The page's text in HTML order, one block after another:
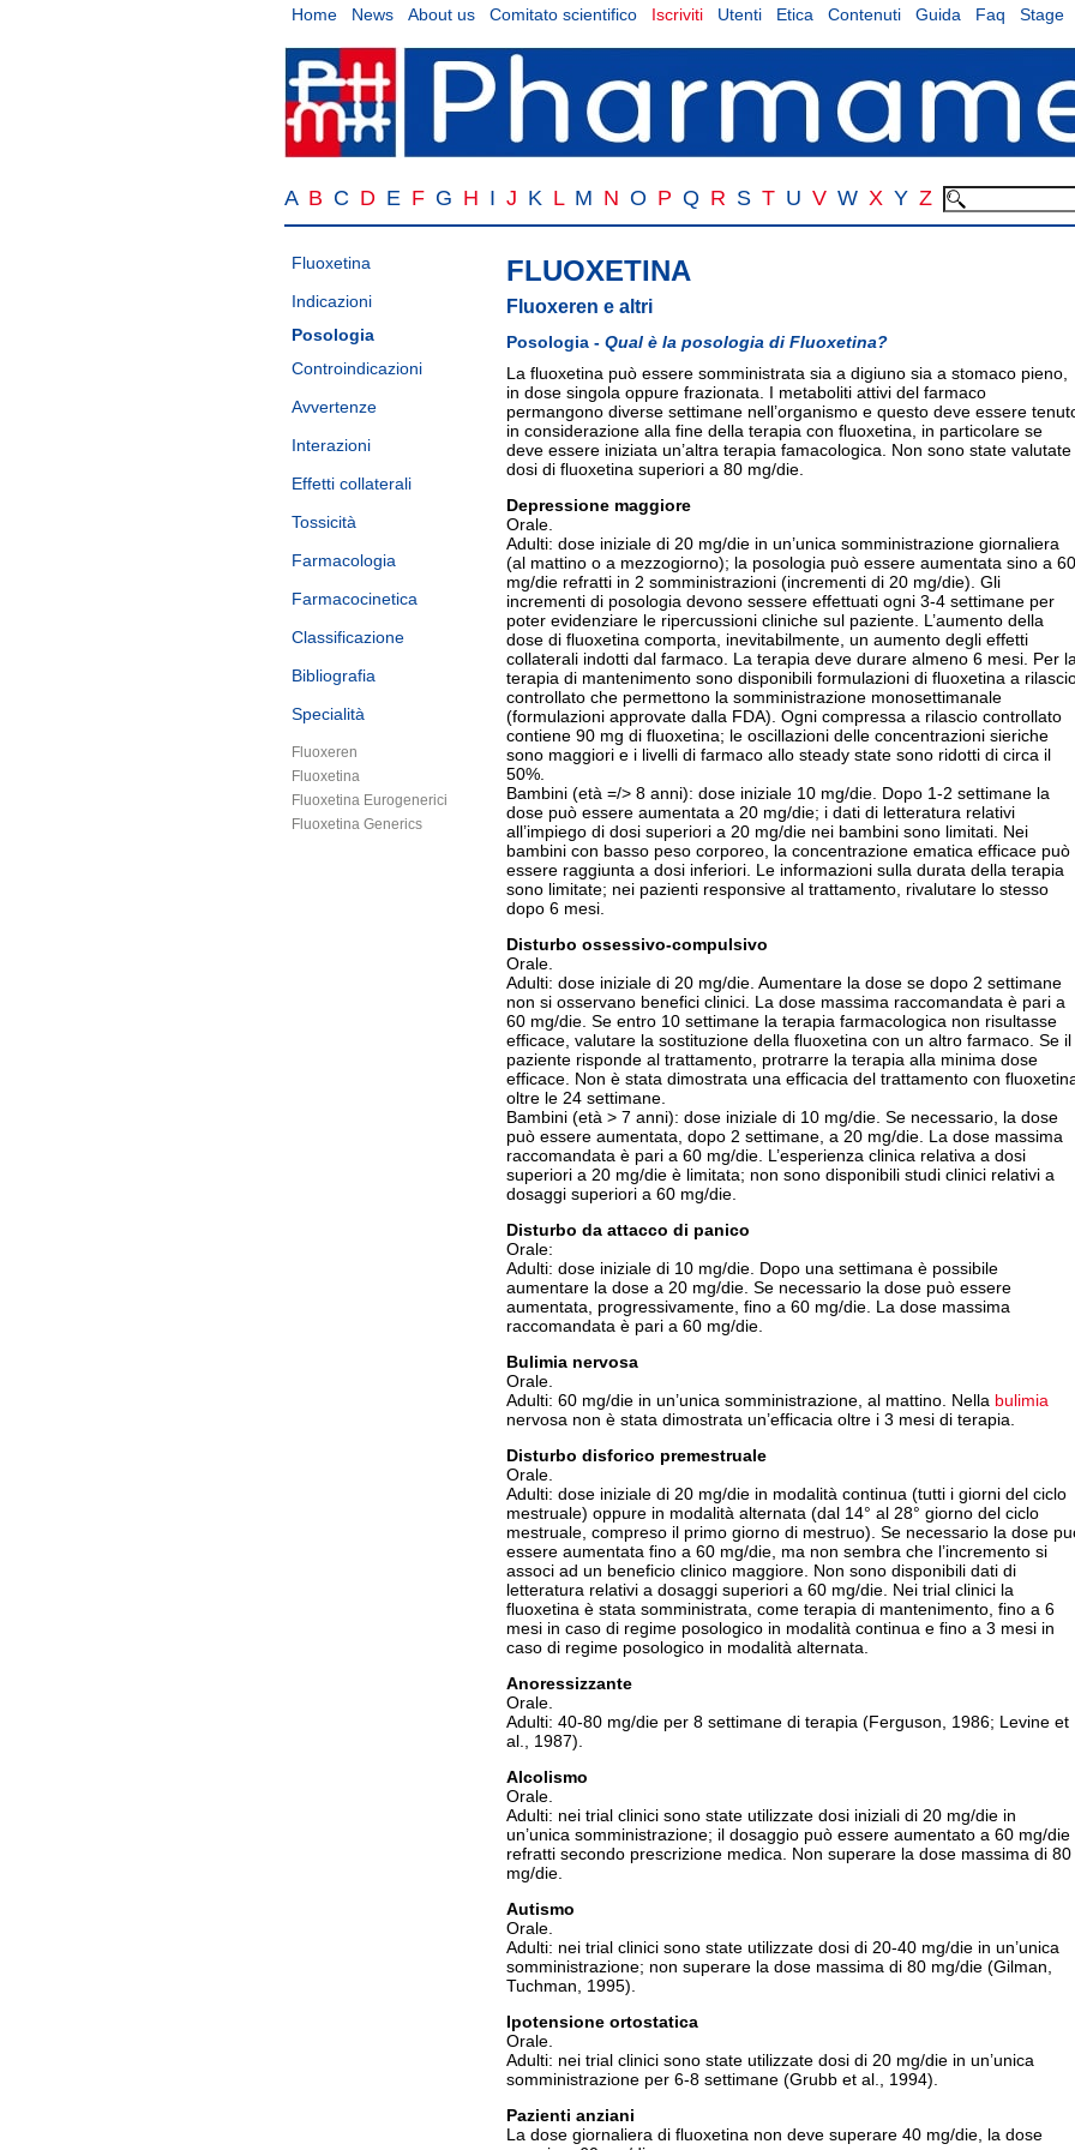
Home News About us Comitato scientifico Iscriviti Utenti Etica Contenuti Guida Faq Stage
A B C D E F G H I J K L M N O P Q R S T U V W X Y Z
Fluoxetina
Indicazioni
Posologia
Controindicazioni
Avvertenze
Interazioni
Effetti collaterali
Tossicità
Farmacologia
Farmacocinetica
Classificazione
Bibliografia
Specialità
Fluoxeren
Fluoxetina
Fluoxetina Eurogenerici
Fluoxetina Generics
FLUOXETINA
Fluoxeren e altri
Posologia - Qual è la posologia di Fluoxetina?
La fluoxetina può essere somministrata sia a digiuno sia a stomaco pieno,
in dose singola oppure frazionata. I metaboliti attivi del farmaco
permangono diverse settimane nell’organismo e questo deve essere
in considerazione alla fine della terapia con fluoxetina, in particolare se
deve essere iniziata un’altra terapia famacologica. Non sono state valutate
dosi di fluoxetina superiori a 80 mg/die.
Depressione maggiore
Orale.
Adulti: dose iniziale di 20 mg/die in un’unica somministrazione giornaliera
(al mattino o a mezzogiorno); la posologia può essere aumentata sino a 60
mg/die refratti in 2 somministrazioni (incrementi di 20 mg/die). Gli
incrementi di posologia devono sessere effettuati ogni 3-4 settimane per
poter evidenziare le ripercussioni cliniche sul paziente. L’aumento della
dose di fluoxetina comporta, inevitabilmente, un aumento degli effetti
collaterali indotti dal farmaco. La terapia deve durare almeno 6 mesi. Per
terapia di mantenimento sono disponibili formulazioni di fluoxetina a
controllato che permettono la somministrazione monosettimanale
(formulazioni approvate dalla FDA). Ogni compressa a rilascio controllato
contiene 90 mg di fluoxetina; le oscillazioni delle concentrazioni sieriche
sono maggiori e i livelli di farmaco allo steady state sono ridotti di circa il
50%.
Bambini (età =/> 8 anni): dose iniziale 10 mg/die. Dopo 1-2 settimane la
dose può essere aumentata a 20 mg/die; i dati di letteratura relativi
all’impiego di dosi superiori a 20 mg/die nei bambini sono limitati. Nei
bambini con basso peso corporeo, la concentrazione ematica efficace può
essere raggiunta a dosi inferiori. Le informazioni sulla durata della terapia
sono limitate; nei pazienti responsive al trattamento, rivalutare lo stesso
dopo 6 mesi.
Disturbo ossessivo-compulsivo
Orale.
Adulti: dose iniziale di 20 mg/die. Aumentare la dose se dopo 2 settimane
non si osservano benefici clinici. La dose massima raccomandata è pari a
60 mg/die. Se entro 10 settimane la terapia farmacologica non risultasse
efficace, valutare la sostituzione della fluoxetina con un altro farmaco. Se il
paziente risponde al trattamento, protrarre la terapia alla minima dose
efficace. Non è stata dimostrata una efficacia del trattamento con
oltre le 24 settimane.
Bambini (età > 7 anni): dose iniziale di 10 mg/die. Se necessario, la dose
può essere aumentata, dopo 2 settimane, a 20 mg/die. La dose massima
raccomandata è pari a 60 mg/die. L’esperienza clinica relativa a dosi
superiori a 20 mg/die è limitata; non sono disponibili studi clinici relativi a
dosaggi superiori a 60 mg/die.
Disturbo da attacco di panico
Orale:
Adulti: dose iniziale di 10 mg/die. Dopo una settimana è possibile
aumentare la dose a 20 mg/die. Se necessario la dose può essere
aumentata, progressivamente, fino a 60 mg/die. La dose massima
raccomandata è pari a 60 mg/die.
Bulimia nervosa
Orale.
Adulti: 60 mg/die in un’unica somministrazione, al mattino. Nella bulimia
nervosa non è stata dimostrata un’efficacia oltre i 3 mesi di terapia.
Disturbo disforico premestruale
Orale.
Adulti: dose iniziale di 20 mg/die in modalità continua (tutti i giorni del ciclo
mestruale) oppure in modalità alternata (dal 14° al 28° giorno del ciclo
mestruale, compreso il primo giorno di mestruo). Se necessario la dose
essere aumentata fino a 60 mg/die, ma non sembra che l’incremento si
associ ad un beneficio clinico maggiore. Non sono disponibili dati di
letteratura relativi a dosaggi superiori a 60 mg/die. Nei trial clinici la
fluoxetina è stata somministrata, come terapia di mantenimento, fino a 6
mesi in caso di regime posologico in modalità continua e fino a 3 mesi in
caso di regime posologico in modalità alternata.
Anoressizzante
Orale.
Adulti: 40-80 mg/die per 8 settimane di terapia (Ferguson, 1986; Levine et
al., 1987).
Alcolismo
Orale.
Adulti: nei trial clinici sono state utilizzate dosi iniziali di 20 mg/die in
un’unica somministrazione; il dosaggio può essere aumentato a 60 mg/die
refratti secondo prescrizione medica. Non superare la dose massima di 80
mg/die.
Autismo
Orale.
Adulti: nei trial clinici sono state utilizzate dosi di 20-40 mg/die in un’unica
somministrazione; non superare la dose massima di 80 mg/die (Gilman,
Tuchman, 1995).
Ipotensione ortostatica
Orale.
Adulti: nei trial clinici sono state utilizzate dosi di 20 mg/die in un’unica
somministrazione per 6-8 settimane (Grubb et al., 1994).
Pazienti anziani
La dose giornaliera di fluoxetina non deve superare 40 mg/die, la dose